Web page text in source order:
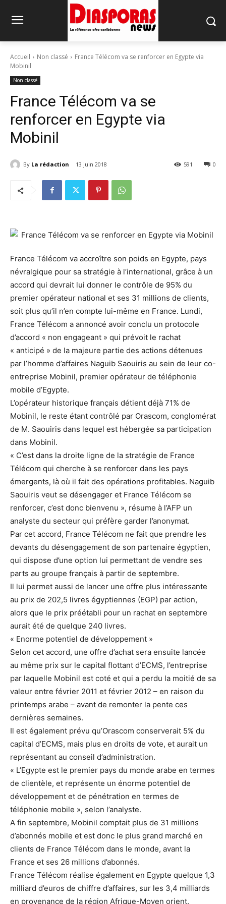
Accueil Non classé
France Télécom va se renforcer en Egypte via
Mobinil
Non classé
France Télécom va se
renforcer en Egypte via
Mobinil
By La rédaction 13 juin 2018 0
591
France Télécom va accroître son poids en Egypte, pays
névralgique pour sa stratégie à l’international, grâce à un
accord qui devrait lui donner le contrôle de 95% du
premier opérateur national et ses 31 millions de clients,
soit plus qu’il n’en compte lui-même en France. Lundi,
France Télécom a annoncé avoir conclu un protocole
d’accord « non engageant » qui prévoit le rachat
« anticipé » de la majeure partie des actions détenues
par l’homme d’affaires Naguib Saouiris au sein de leur co-
entreprise Mobinil, premier opérateur de téléphonie
mobile d’Egypte.
L’opérateur historique français détient déjà 71% de
Mobinil, le reste étant contrôlé par Orascom, conglomérat
de M. Saouiris dans lequel est hébergée sa participation
dans Mobinil.
« C’est dans la droite ligne de la stratégie de France
Télécom qui cherche à se renforcer dans les pays
émergents, là où il fait des opérations profitables. Naguib
Saouiris veut se désengager et France Télécom se
renforcer, c’est donc bienvenu », résume à l’AFP un
analyste du secteur qui préfère garder l’anonymat.
Par cet accord, France Télécom ne fait que prendre les
devants du désengagement de son partenaire égyptien,
qui dispose d’une option lui permettant de vendre ses
parts au groupe français à partir de septembre.
Il lui permet aussi de lancer une offre plus intéressante
au prix de 202,5 livres égyptiennes (EGP) par action,
alors que le prix préétabli pour un rachat en septembre
aurait été de quelque 240 livres.
« Enorme potentiel de développement »
Selon cet accord, une offre d’achat sera ensuite lancée
au même prix sur le capital flottant d’ECMS, l’entreprise
par laquelle Mobinil est coté et qui a perdu la moitié de sa
valeur entre février 2011 et février 2012 – en raison du
printemps arabe – avant de remonter la pente ces
dernières semaines.
Il est également prévu qu’Orascom conserverait 5% du
capital d’ECMS, mais plus en droits de vote, et aurait un
représentant au conseil d’administration.
« L’Egypte est le premier pays du monde arabe en termes
de clientèle, et représente un énorme potentiel de
développement et de pénétration en termes de
téléphonie mobile », selon l’analyste.
A fin septembre, Mobinil comptait plus de 31 millions
d’abonnés mobile et est donc le plus grand marché en
clients de France Télécom dans le monde, avant la
France et ses 26 millions d’abonnés.
France Télécom réalise également en Egypte quelque 1,3
milliard d’euros de chiffre d’affaires, sur les 3,4 milliards
en provenance de la région Afrique-Moyen orient.